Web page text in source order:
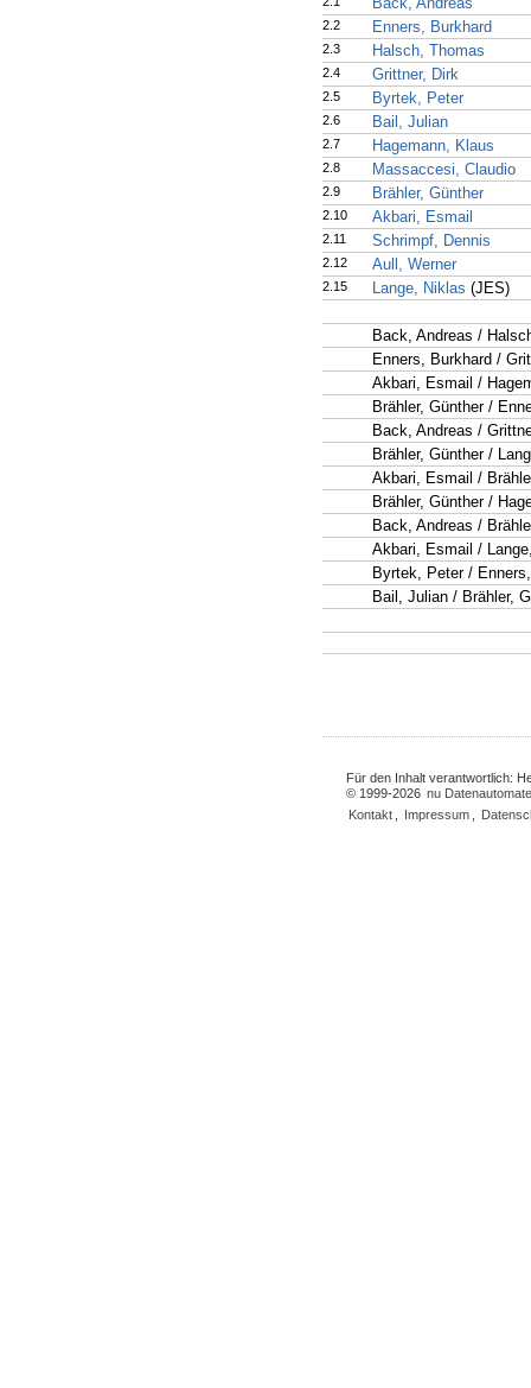
2.2 Enners, Burkhard
2.3 Halsch, Thomas
2.4 Grittner, Dirk
2.5 Byrtek, Peter
2.6 Bail, Julian
2.7 Hagemann, Klaus
2.8 Massaccesi, Claudio
2.9 Brähler, Günther
2.10 Akbari, Esmail
2.11 Schrimpf, Dennis
2.12 Aull, Werner
2.15 Lange, Niklas (JES)
Back, Andreas /
Enners, Burkhard /
Akbari, Esmail /
Brähler, Günther /
Back, Andreas /
Brähler, Günther /
Akbari, Esmail /
Brähler, Günther /
Back, Andreas /
Akbari, Esmail /
Byrtek, Peter /
Bail, Julian / Brähler,
Für den Inhalt verantwortlich:
© 1999-2026 nu
Kontakt
Impressum